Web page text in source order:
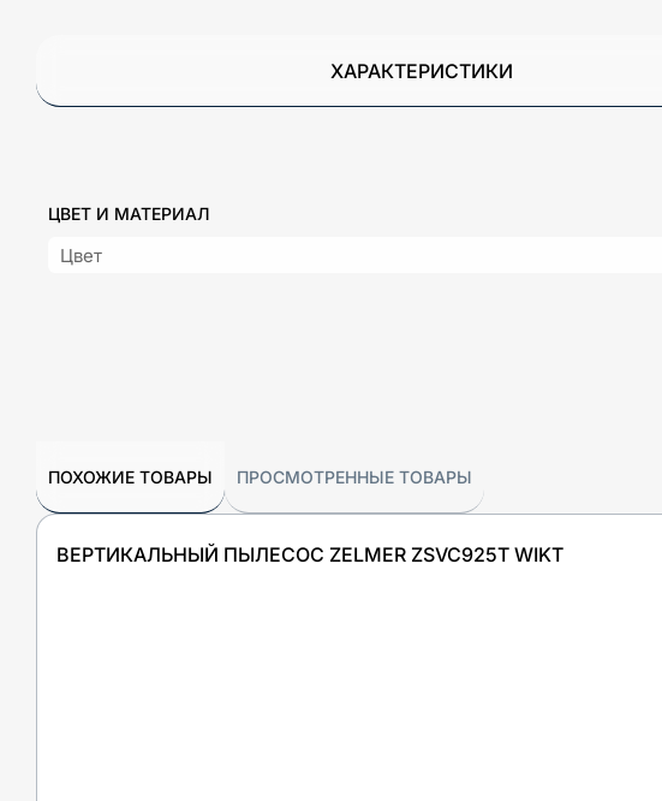
ХАРАКТЕРИСТИКИ
ЦВЕТ И МАТЕРИАЛ
Цвет
ПОХОЖИЕ ТОВАРЫ ПРОСМОТРЕННЫЕ ТОВАРЫ
ВЕРТИКАЛЬНЫЙ ПЫЛЕСОС ZELMER ZSVC925T WIKT